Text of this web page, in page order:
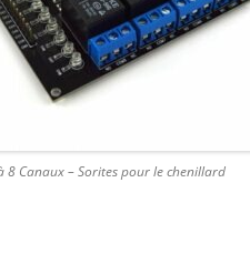
8 Canaux – Sorites pour le chenillard